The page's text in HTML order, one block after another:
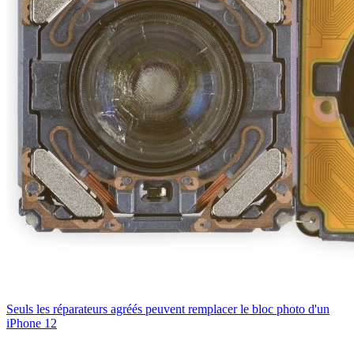
Seuls les réparateurs agréés peuvent remplacer le bloc photo d'un
iPhone 12